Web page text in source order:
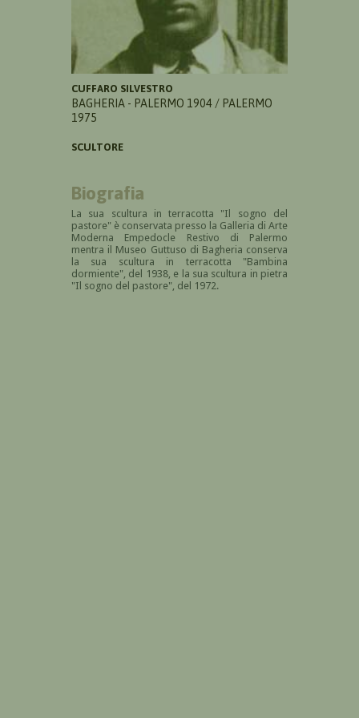
CUFFARO SILVESTRO
BAGHERIA - PALERMO 1904 / PALERMO
1975
SCULTORE
Biografia
La sua scultura in terracotta "Il sogno del
pastore" è conservata presso la Galleria di Arte
Moderna Empedocle Restivo di Palermo
mentra il Museo Guttuso di Bagheria conserva
la sua scultura in terracotta "Bambina
dormiente", del 1938, e la sua scultura in pietra
"Il sogno del pastore", del 1972.